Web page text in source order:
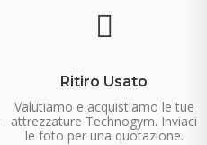
Ritiro Usato
Valutiamo e acquistiamo le tue
attrezzature Technogym. Inviaci
le foto per una quotazione.